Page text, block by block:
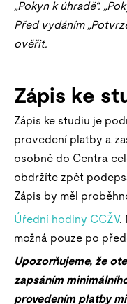
„Pokyn k úhradě“.
Před vydáním
ověřit.
Zápis ke
Zápis ke studiu je
provedení platby a
osobně do Centra
obdržíte zpět
Zápis by měl
Úřední hodiny CCŽV.
možná pouze po
Upozorňujeme, že
zapsáním
provedením platby